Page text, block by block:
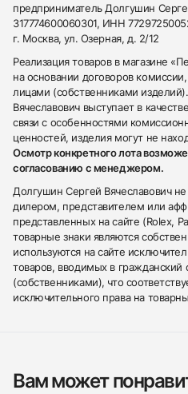
предприниматель Долгушин
317774600060301, ИНН
г. Москва, ул. Озерная, д. 2/12
Реализация товаров в магазине
на основании договоров
лицами (собственниками
Вячеславович выступает в
связи с особенностями
ценностей, изделия могут не
Осмотр конкретного лота
согласованию с менеджером.
Долгушин Сергей Вячеславович
дилером, представителем или
представленных на сайте (Rolex,
товарные знаки являются
используются на сайте
товаров, вводимых в
(собственниками), что
исключительного права на
Вам может